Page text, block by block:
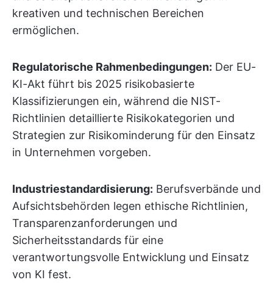
kreativen und technischen Bereichen
ermöglichen.
Regulatorische Rahmenbedingungen: Der EU-
KI-Akt führt bis 2025 risikobasierte
Klassifizierungen ein, während die NIST-
Richtlinien detaillierte Risikokategorien und
Strategien zur Risikominderung für den Einsatz
in Unternehmen vorgeben.
Industriestandardisierung: Berufsverbände und
Aufsichtsbehörden legen ethische Richtlinien,
Transparenzanforderungen und
Sicherheitsstandards für eine
verantwortungsvolle Entwicklung und Einsatz
von KI fest.